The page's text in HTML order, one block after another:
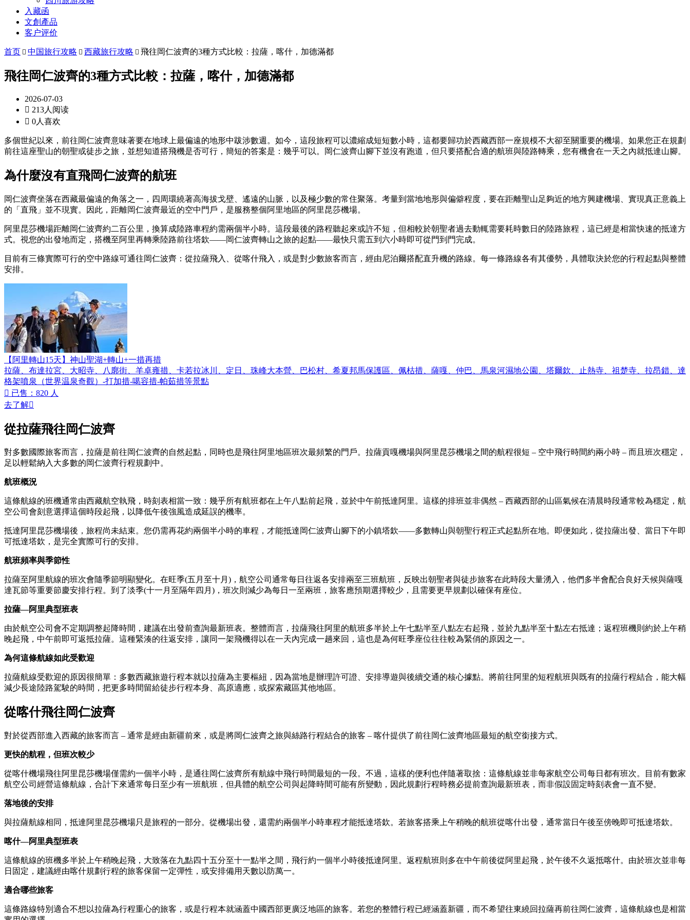
入藏函
文創產品
客户评价
首页  中国旅行攻略  西藏旅行攻略  飛往岡仁波齊的3種方式比較：拉薩，喀什，加德滿都
飛往岡仁波齊的3種方式比較：拉薩，喀什，加德滿都
2026-07-03
 213人阅读
 0人喜欢
多個世紀以來，前往岡仁波齊意味著要在地球上最偏遠的地形中跋涉數週。如今，這段旅程可以濃縮成短短數小時，這都要歸功於西藏西部一座規模不大卻至關重要的機場。如果您正在規劃
前往這座聖山的朝聖或徒步之旅，並想知道搭飛機是否可行，簡短的答案是：幾乎可以。岡仁波齊山腳下並沒有跑道，但只要搭配合適的航班與陸路轉乘，您有機會在一天之內就抵達山腳。
為什麼沒有直飛岡仁波齊的航班
岡仁波齊坐落在西藏最偏遠的角落之一，四周環繞著高海拔戈壁、遙遠的山脈，以及極少數的常住聚落。考量到當地地形與偏僻程度，要在距離聖山足夠近的地方興建機場、實現真正意義上
的「直飛」並不現實。因此，距離岡仁波齊最近的空中門戶，是服務整個阿里地區的阿里昆莎機場。
阿里昆莎機場距離岡仁波齊約二百公里，換算成陸路車程約需兩個半小時。這段最後的路程聽起來或許不短，但相較於朝聖者過去動輒需要耗時數日的陸路旅程，這已經是相當快速的抵達方
式。視您的出發地而定，搭機至阿里再轉乘陸路前往塔欽——岡仁波齊轉山之旅的起點——最快只需五到六小時即可從門到門完成。
目前有三條實際可行的空中路線可通往岡仁波齊：從拉薩飛入、從喀什飛入，或是對少數旅客而言，經由尼泊爾搭配直升機的路線。每一條路線各有其優勢，具體取決於您的行程起點與整體
安排。
【阿里轉山15天】神山聖湖+轉山+一措再措
拉薩、布達拉宮、大昭寺、八廓街、羊卓雍措、卡若拉冰川、定日、珠峰大本營、巴松村、希夏邦馬保護區、佩枯措、薩嘎、仲巴、馬泉河濕地公園、塔爾欽、止熱寺、祖楚寺、拉昂錯、達
格架噴泉（世界温泉奇觀）-打加措-噶容措-帕茹措等景點
 已售：820 人
去了解
從拉薩飛往岡仁波齊
對多數國際旅客而言，拉薩是前往岡仁波齊的自然起點，同時也是飛往阿里地區班次最頻繁的門戶。拉薩貢嘎機場與阿里昆莎機場之間的航程很短 – 空中飛行時間約兩小時 – 而且班次穩定，
足以輕鬆納入大多數的岡仁波齊行程規劃中。
航班概況
這條航線的班機通常由西藏航空執飛，時刻表相當一致：幾乎所有航班都在上午八點前起飛，並於中午前抵達阿里。這樣的排班並非偶然 – 西藏西部的山區氣候在清晨時段通常較為穩定，航
空公司會刻意選擇這個時段起飛，以降低午後強風造成延誤的機率。
抵達阿里昆莎機場後，旅程尚未結束。您仍需再花約兩個半小時的車程，才能抵達岡仁波齊山腳下的小鎮塔欽——多數轉山與朝聖行程正式起點所在地。即便如此，從拉薩出發、當日下午即
可抵達塔欽，是完全實際可行的安排。
航班頻率與季節性
拉薩至阿里航線的班次會隨季節明顯變化。在旺季(五月至十月)，航空公司通常每日往返各安排兩至三班航班，反映出朝聖者與徒步旅客在此時段大量湧入，他們多半會配合良好天候與薩嘎
達瓦節等重要節慶安排行程。到了淡季(十一月至隔年四月)，班次則減少為每日一至兩班，旅客應預期選擇較少，且需要更早規劃以確保有座位。
拉薩—阿里典型班表
由於航空公司會不定期調整起降時間，建議在出發前查詢最新班表。整體而言，拉薩飛往阿里的航班多半於上午七點半至八點左右起飛，並於九點半至十點左右抵達；返程班機則約於上午稍
晚起飛，中午前即可返抵拉薩。這種緊湊的往返安排，讓同一架飛機得以在一天內完成一趟來回，這也是為何旺季座位往往較為緊俏的原因之一。
為何這條航線如此受歡迎
拉薩航線受歡迎的原因很簡單：多數西藏旅遊行程本就以拉薩為主要樞紐，因為當地是辦理許可證、安排導遊與後續交通的核心據點。將前往阿里的短程航班與既有的拉薩行程結合，能大幅
減少長途陸路駕駛的時間，把更多時間留給徒步行程本身、高原適應，或探索藏區其他地區。
從喀什飛往岡仁波齊
對於從西部進入西藏的旅客而言 – 通常是經由新疆前來，或是將岡仁波齊之旅與絲路行程結合的旅客 – 喀什提供了前往岡仁波齊地區最短的航空銜接方式。
更快的航程，但班次較少
從喀什機場飛往阿里昆莎機場僅需約一個半小時，是通往岡仁波齊所有航線中飛行時間最短的一段。不過，這樣的便利也伴隨著取捨：這條航線並非每家航空公司每日都有班次。目前有數家
航空公司經營這條航線，合計下來通常每日至少有一班航班，但具體的航空公司與起降時間可能有所變動，因此規劃行程時務必提前查詢最新班表，而非假設固定時刻表會一直不變。
落地後的安排
與拉薩航線相同，抵達阿里昆莎機場只是旅程的一部分。從機場出發，還需約兩個半小時車程才能抵達塔欽。若旅客搭乘上午稍晚的航班從喀什出發，通常當日午後至傍晚即可抵達塔欽。
喀什—阿里典型班表
這條航線的班機多半於上午稍晚起飛，大致落在九點四十五分至十一點半之間，飛行約一個半小時後抵達阿里。返程航班則多在中午前後從阿里起飛，於午後不久返抵喀什。由於班次並非每
日固定，建議經由喀什規劃行程的旅客保留一定彈性，或安排備用天數以防萬一。
適合哪些旅客
這條路線特別適合不想以拉薩為行程重心的旅客，或是行程本就涵蓋中國西部更廣泛地區的旅客。若您的整體行程已經涵蓋新疆，而不希望往東繞回拉薩再前往岡仁波齊，這條航線也是相當